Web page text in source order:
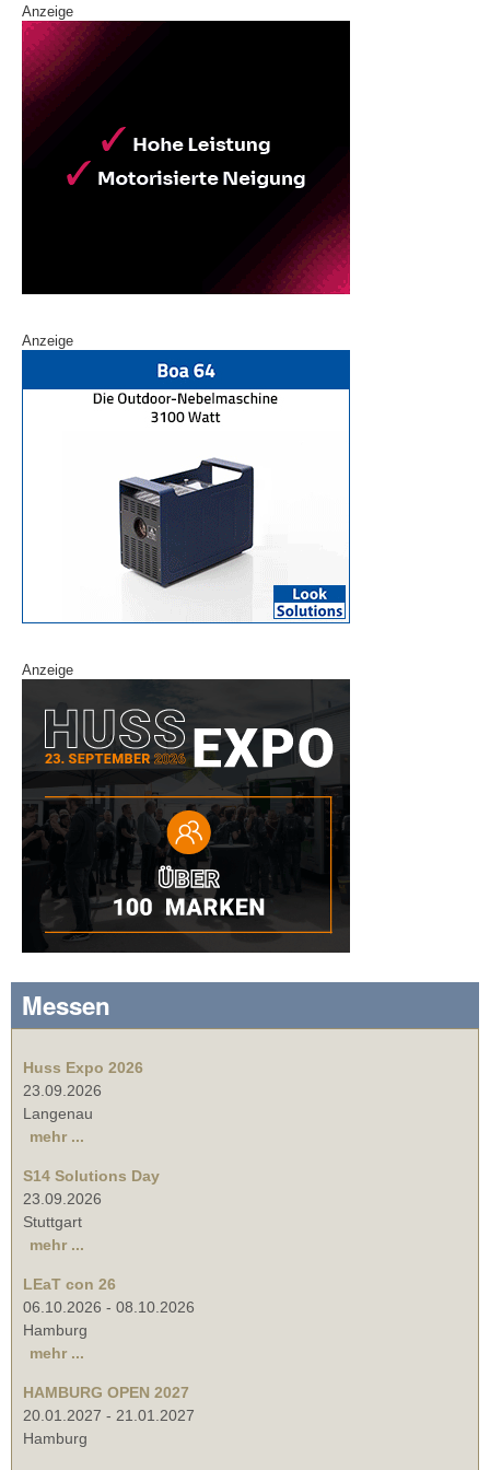
Anzeige
Anzeige
Anzeige
Messen
Huss Expo 2026
23.09.2026
Langenau
mehr ...
S14 Solutions Day
23.09.2026
Stuttgart
mehr ...
LEaT con 26
06.10.2026 - 08.10.2026
Hamburg
mehr ...
HAMBURG OPEN 2027
20.01.2027 - 21.01.2027
Hamburg